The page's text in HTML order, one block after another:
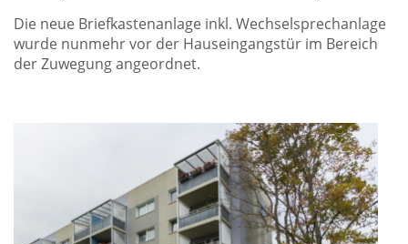
Die neue Briefkastenanlage inkl. Wechselsprechanlage
wurde nunmehr vor der Hauseingangstür im Bereich
der Zuwegung angeordnet.